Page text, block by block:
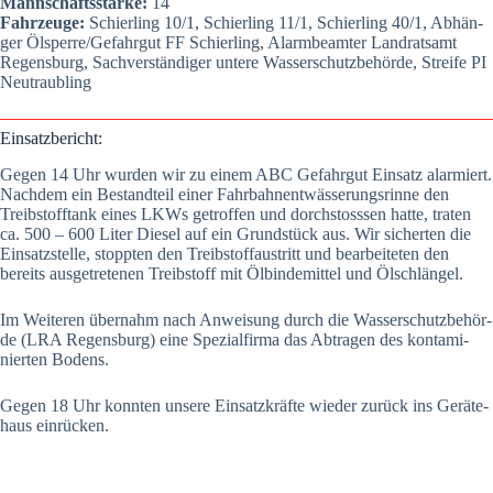
Fahr­zeu­ge: Schier­ling 10/1, Schier­ling 11/1, Schier­ling 40/1, Abhän­
ger Ölsperre/Gefahrgut FF Schier­ling, Alarm­be­am­ter Land­rats­amt
Regens­burg, Sach­ver­stän­di­ger unte­re Was­ser­schutz­be­hör­de, Strei­fe PI
Neu­traub­ling
Ein­satz­be­richt:
Gegen 14 Uhr wur­den wir zu einem ABC Gefahr­gut Ein­satz alar­miert.
Nach­dem ein Bestand­teil einer Fahr­bahn­ent­wäs­se­rungs­rin­ne den
Treib­stoff­tank eines LKWs getrof­fen und dorch­stoss­sen hat­te, tra­ten
ca. 500 – 600 Liter Die­sel auf ein Grund­stück aus. Wir sicher­ten die
Ein­satz­stel­le, stopp­ten den Treib­stoff­aus­tritt und bear­bei­te­ten den
bereits aus­ge­tre­te­nen Treib­stoff mit Ölbin­de­mit­tel und Ölschlän­gel.
Im Wei­te­ren über­nahm nach Anwei­sung durch die Was­ser­schutz­be­hör­
de (LRA Regens­burg) eine Spe­zi­al­fir­ma das Abtra­gen des kon­ta­mi­
nier­ten Bodens.
Gegen 18 Uhr konn­ten unse­re Ein­satz­kräf­te wie­der zurück ins Gerä­te­
haus ein­rü­cken.